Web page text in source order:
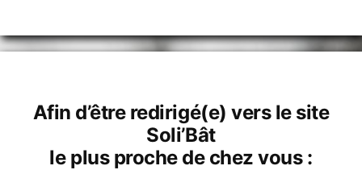
Afin d’être redirigé(e) vers le site
Soli’Bât
le plus proche de chez vous :